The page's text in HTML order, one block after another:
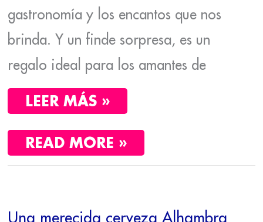
gastronomía y los encantos que nos
brinda. Y un finde sorpresa, es un
regalo ideal para los amantes de
LEER MÁS »
READ MORE »
Una merecida cerveza Alhambra
CERVEZA